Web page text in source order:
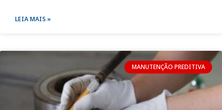
LEIA MAIS »
MANUTENÇÃO PREDITIVA